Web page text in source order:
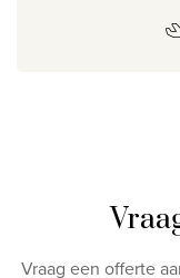
Vraag een offerte